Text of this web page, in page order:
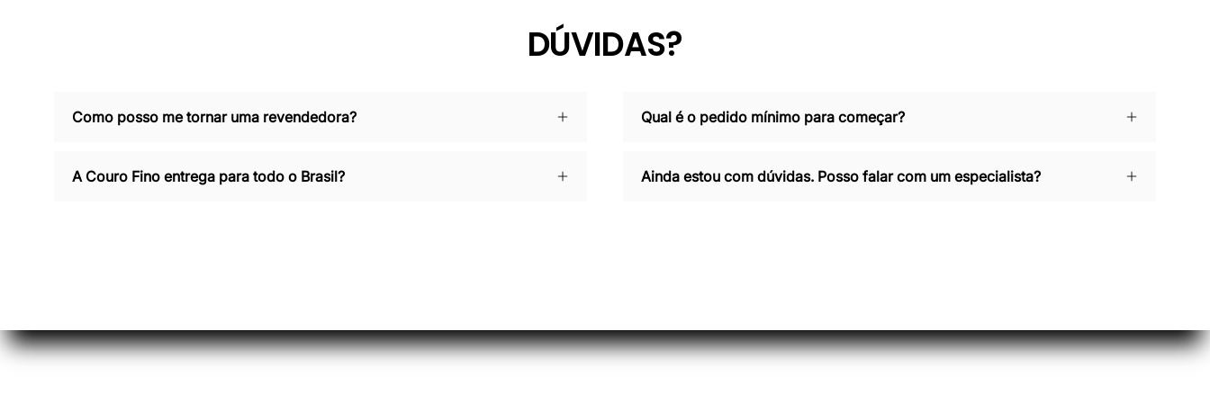
DÚVIDAS?
Como posso me tornar uma revendedora?
A Couro Fino entrega para todo o Brasil?
Qual é o pedido mínimo para começar?
Ainda estou com dúvidas. Posso falar com um especialista?